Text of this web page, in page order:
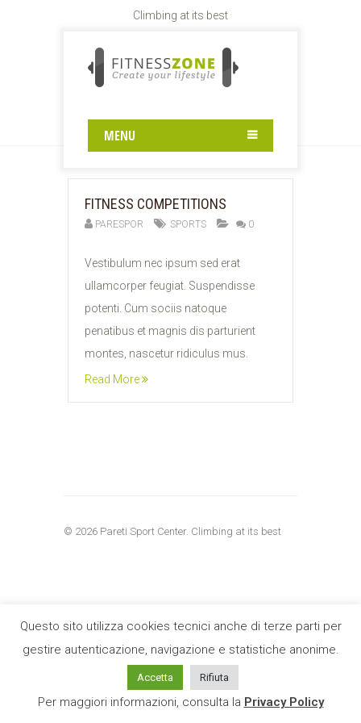
Climbing at its best
MENU
SPORTS
Home Sports
FITNESS COMPETITIONS
PARESPOR SPORTS 0
10
FEB
Vestibulum nec ipsum sed erat
ullamcorper feugiat. Suspendisse
potenti. Cum sociis natoque
penatibus et magnis dis parturient
montes, nascetur ridiculus mus.
Read More
© 2026 Pareti Sport Center. Climbing at its best
Questo sito utilizza cookies tecnici anche di terze parti per
gestire autenticazione, navigazione e statistiche anonime.
Accetta Rifiuta
Per maggiori informazioni, consulta la Privacy Policy